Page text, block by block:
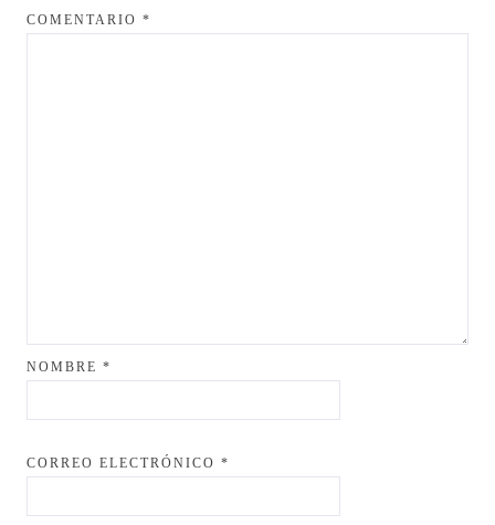
COMENTARIO *
NOMBRE *
CORREO ELECTRÓNICO *